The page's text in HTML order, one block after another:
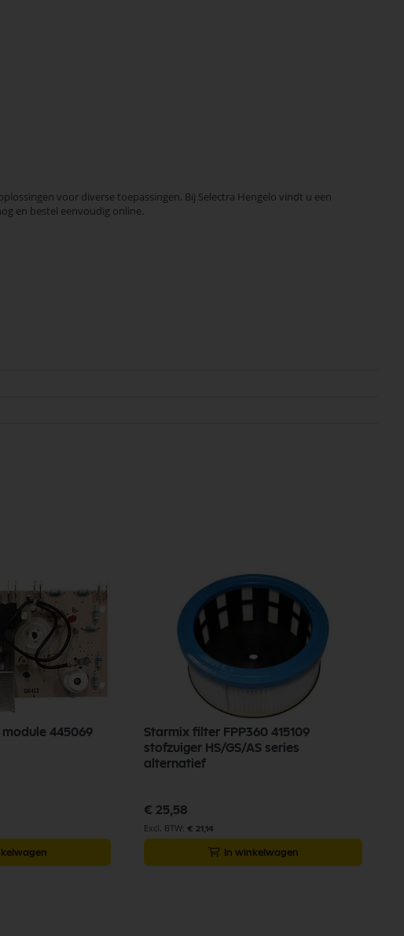
voor diverse toepassingen. Bij Selectra Hengelo vindt u een
en bestel eenvoudig online.
445069
Starmix filter FPP360 415109
stofzuiger HS/GS/AS series
alternatief
€ 25,58
€ 21,14
In winkelwagen